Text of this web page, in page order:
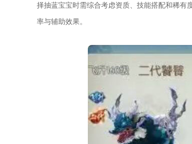
择抽蓝宝宝时需综合考虑资质、技能搭配和稀
率与辅助效果。